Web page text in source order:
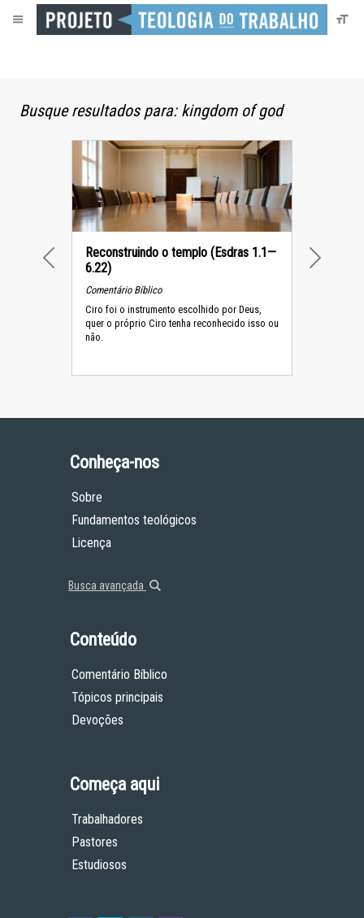
Busque resultados para: kingdom of god
Reconstruindo o templo (Esdras 1.1—
6.22)
Comentário Bíblico
Ciro foi o instrumento escolhido por Deus,
quer o próprio Ciro tenha reconhecido isso ou
não.
PREVIOUS NEXT
Conheça-nos
Sobre
Fundamentos teológicos
Licença
Busca avançada
Conteúdo
Comentário Bíblico
Tópicos principais
Devoções
Começa aqui
Trabalhadores
Pastores
Estudiosos